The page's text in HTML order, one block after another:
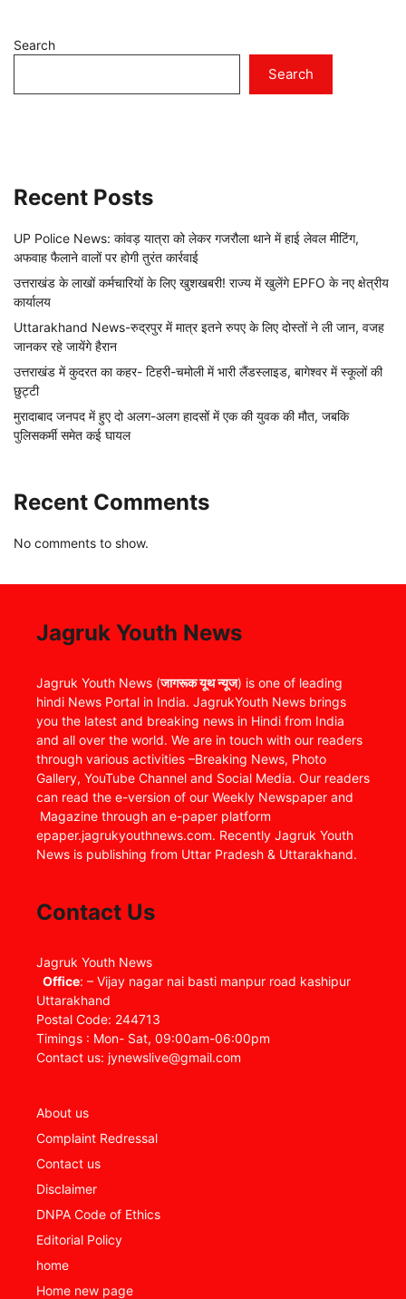
Search
Search
Recent Posts
UP Police News: कांवड़ यात्रा को लेकर गजरौला थाने में हाई लेवल मीटिंग,
अफवाह फैलाने वालों पर होगी तुरंत कार्रवाई
उत्तराखंड के लाखों कर्मचारियों के लिए खुशखबरी! राज्य में खुलेंगे EPFO के नए क्षेत्रीय
कार्यालय
Uttarakhand News-रुद्रपुर में मात्र इतने रुपए के लिए दोस्तों ने ली जान, वजह
जानकर रहे जायेंगे हैरान
उत्तराखंड में कुदरत का कहर- टिहरी-चमोली में भारी लैंडस्लाइड, बागेश्वर में स्कूलों की
छुट्टी
मुरादाबाद जनपद में हुए दो अलग-अलग हादसों में एक की युवक की मौत, जबकि
पुलिसकर्मी समेत कई घायल
Recent Comments
No comments to show.
Jagruk Youth News
Jagruk Youth News (जागरूक यूथ न्यूज) is one of leading
hindi News Portal in India. JagrukYouth News brings
you the latest and breaking news in Hindi from India
and all over the world. We are in touch with our readers
through various activities –Breaking News, Photo
Gallery, YouTube Channel and Social Media. Our readers
can read the e-version of our Weekly Newspaper and
Magazine through an e-paper platform
epaper.jagrukyouthnews.com. Recently Jagruk Youth
News is publishing from Uttar Pradesh & Uttarakhand.
Contact Us
Jagruk Youth News
Office: – Vijay nagar nai basti manpur road kashipur
Uttarakhand
Postal Code: 244713
Timings : Mon- Sat, 09:00am-06:00pm
Contact us: jynewslive@gmail.com
About us
Complaint Redressal
Contact us
Disclaimer
DNPA Code of Ethics
Editorial Policy
home
Home new page